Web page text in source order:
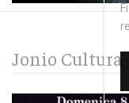
Jonio Cultura